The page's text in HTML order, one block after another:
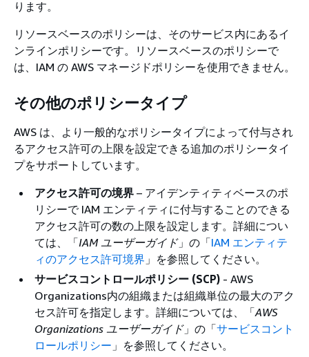
ります。
リソースベースのポリシーは、そのサービス内にあるイ
ンラインポリシーです。リソースベースのポリシーで
は、IAM の AWS マネージドポリシーを使用できません。
その他のポリシータイプ
AWS は、より一般的なポリシータイプによって付与され
るアクセス許可の上限を設定できる追加のポリシータイ
プをサポートしています。
アクセス許可の境界 – アイデンティティベースのポ
リシーで IAM エンティティに付与することのできる
アクセス許可の数の上限を設定します。詳細につい
ては、「IAM ユーザーガイド」の「IAM エンティテ
ィのアクセス許可境界 」を参照してください。
サービスコントロールポリシー (SCP) - AWS
Organizations内の組織または組織単位の最大のアク
セス許可を指定します。詳細については、「AWS
Organizations ユーザーガイド」の「サービスコント
ロールポリシー 」を参照してください。